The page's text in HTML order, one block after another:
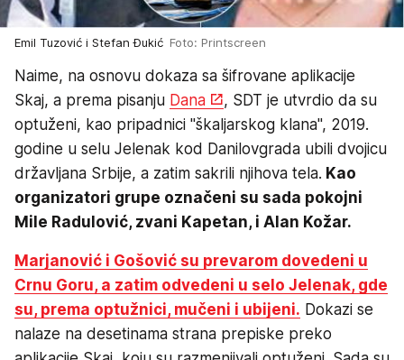
Emil Tuzović i Stefan Đukić Foto: Printscreen
Naime, na osnovu dokaza sa šifrovane aplikacije
Skaj, a prema pisanju Dana
, SDT je utvrdio da su
optuženi, kao pripadnici "škaljarskog klana", 2019.
godine u selu Jelenak kod Danilovgrada ubili dvojicu
državljana Srbije, a zatim sakrili njihova tela. Kao
organizatori grupe označeni su sada pokojni
Mile Radulović, zvani Kapetan, i Alan Kožar.
Marjanović i Gošović su prevarom dovedeni u
Crnu Goru, a zatim odvedeni u selo Jelenak, gde
su, prema optužnici, mučeni i ubijeni. Dokazi se
nalaze na desetinama strana prepiske preko